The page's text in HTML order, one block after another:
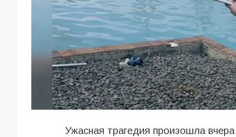
Ужасная трагедия произошла